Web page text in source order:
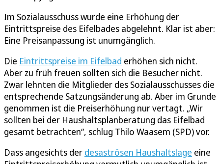
Im Sozialausschuss wurde eine Erhöhung der
Eintrittspreise des Eifelbades abgelehnt. Klar ist aber:
Eine Preisanpassung ist unumgänglich.
Die Eintrittspreise im Eifelbad erhöhen sich nicht.
Aber zu früh freuen sollten sich die Besucher nicht.
Zwar lehnten die Mitglieder des Sozialausschusses die
entsprechende Satzungsänderung ab. Aber im Grunde
genommen ist die Preiserhöhung nur vertagt. „Wir
sollten bei der Haushaltsplanberatung das Eifelbad
gesamt betrachten“, schlug Thilo Waasem (SPD) vor.
Dass angesichts der desaströsen Haushaltslage eine